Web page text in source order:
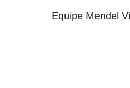
Equipe Mendel